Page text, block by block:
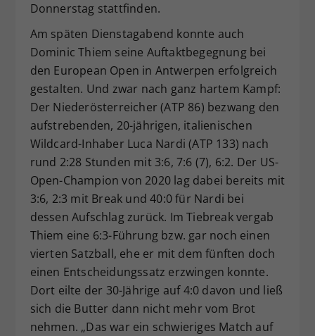
Donnerstag stattfinden.
Am späten Dienstagabend konnte auch
Dominic Thiem seine Auftaktbegegnung bei
den European Open in Antwerpen erfolgreich
gestalten. Und zwar nach ganz hartem Kampf:
Der Niederösterreicher (ATP 86) bezwang den
aufstrebenden, 20-jährigen, italienischen
Wildcard-Inhaber Luca Nardi (ATP 133) nach
rund 2:28 Stunden mit 3:6, 7:6 (7), 6:2. Der US-
Open-Champion von 2020 lag dabei bereits mit
3:6, 2:3 mit Break und 40:0 für Nardi bei
dessen Aufschlag zurück. Im Tiebreak vergab
Thiem eine 6:3-Führung bzw. gar noch einen
vierten Satzball, ehe er mit dem fünften doch
einen Entscheidungssatz erzwingen konnte.
Dort eilte der 30-Jährige auf 4:0 davon und ließ
sich die Butter dann nicht mehr vom Brot
nehmen. „Das war ein schwieriges Match auf